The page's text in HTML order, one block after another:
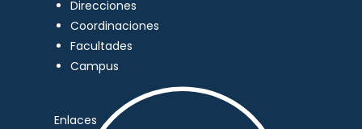
Direcciones
Coordinaciones
Facultades
Campus
Enlaces